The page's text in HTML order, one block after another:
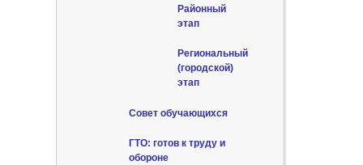
Районный
этап
Региональный
(городской)
этап
Совет обучающихся
ГТО: готов к труду и
обороне